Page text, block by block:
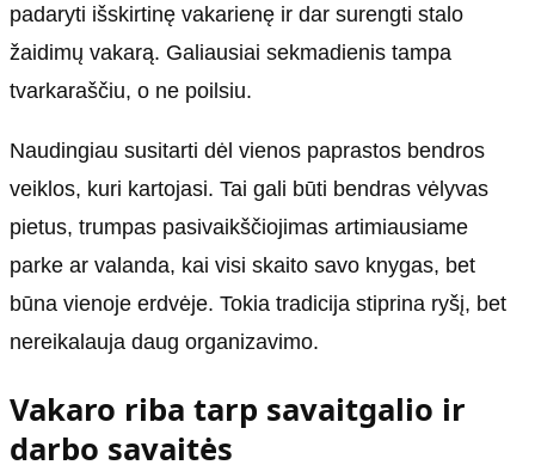
padaryti išskirtinę vakarienę ir dar surengti stalo
žaidimų vakarą. Galiausiai sekmadienis tampa
tvarkaraščiu, o ne poilsiu.
Naudingiau susitarti dėl vienos paprastos bendros
veiklos, kuri kartojasi. Tai gali būti bendras vėlyvas
pietus, trumpas pasivaikščiojimas artimiausiame
parke ar valanda, kai visi skaito savo knygas, bet
būna vienoje erdvėje. Tokia tradicija stiprina ryšį, bet
nereikalauja daug organizavimo.
Vakaro riba tarp savaitgalio ir
darbo savaitės